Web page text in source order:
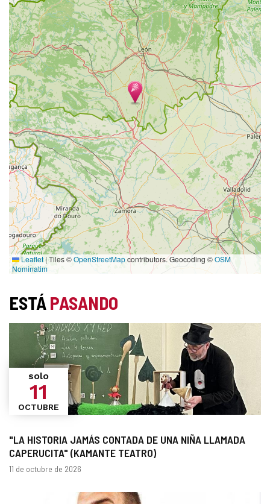
Leaflet|Tiles ©OpenStreetMapcontributors. Geocoding ©OSM
Nominatim
ESTÁPASANDO
"LA HISTORIA JAMÁS CONTADA DE UNA NIÑA LLAMADA
CAPERUCITA" (KAMANTE TEATRO)
solo
11
OCTUBRE
Fechas
11 de octubre de 2026